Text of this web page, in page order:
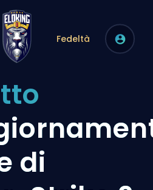
Fedeltà
di